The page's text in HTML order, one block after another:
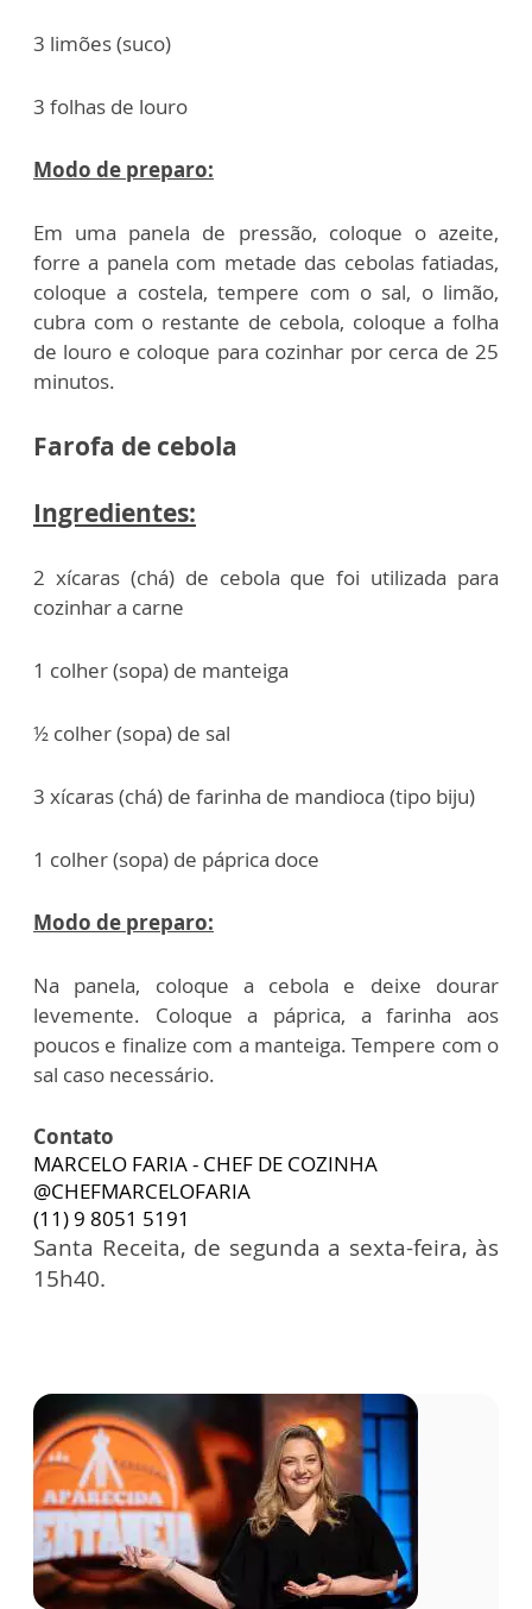
3 limões (suco)
3 folhas de louro
Modo de preparo:
Em uma panela de pressão, coloque o azeite,
forre a panela com metade das cebolas fatiadas,
coloque a costela, tempere com o sal, o limão,
cubra com o restante de cebola, coloque a folha
de louro e coloque para cozinhar por cerca de 25
minutos.
Farofa de cebola
Ingredientes:
2 xícaras (chá) de cebola que foi utilizada para
cozinhar a carne
1 colher (sopa) de manteiga
½ colher (sopa) de sal
3 xícaras (chá) de farinha de mandioca (tipo biju)
1 colher (sopa) de páprica doce
Modo de preparo:
Na panela, coloque a cebola e deixe dourar
levemente. Coloque a páprica, a farinha aos
poucos e finalize com a manteiga. Tempere com o
sal caso necessário.
Contato
MARCELO FARIA - CHEF DE COZINHA
@CHEFMARCELOFARIA
(11) 9 8051 5191
Santa Receita, de segunda a sexta-feira, às
15h40.